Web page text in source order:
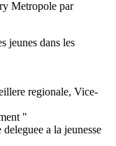
Metropole par
jeunes dans les
regionale, Vice-
"
a la jeunesse